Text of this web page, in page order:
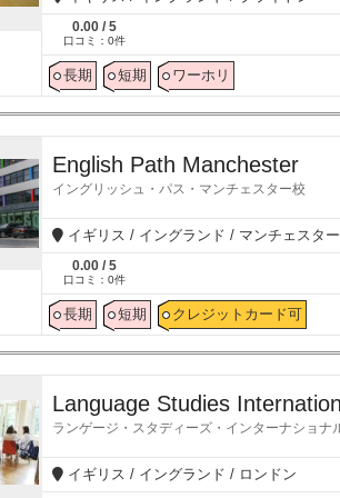
0.00 / 5
口コミ： 0件
長期 短期 ワーホリ
English Path Manchester
イングリッシュ・パス・マンチェスター校
イギリス / イングランド / マンチェスター
0.00 / 5
口コミ： 0件
長期 短期 クレジットカード可
イギリス / イングランド / ロンドン